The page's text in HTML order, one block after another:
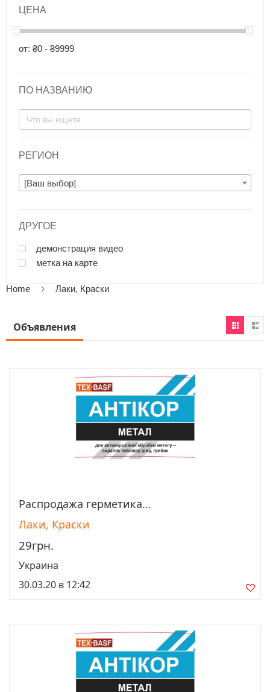
ЦЕНА
от: ₴0 - ₴9999
ПО НАЗВАНИЮ
РЕГИОН
[Ваш выбор]
ДРУГОЕ
демонстрация видео
метка на карте
Home Лаки, Краски
Объявления
Просмотреть
Распродажа герметика...
Лаки, Краски
29грн.
Украина
30.03.20 в 12:42